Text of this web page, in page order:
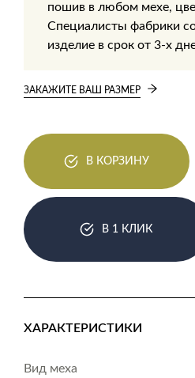
пошив в любом мехе,
Специалисты фабрики
изделие в срок от 3-х
ЗАКАЖИТЕ ВАШ РАЗМЕР
В КОРЗИНУ
В 1 КЛИК
ХАРАКТЕРИСТИКИ
Вид меха